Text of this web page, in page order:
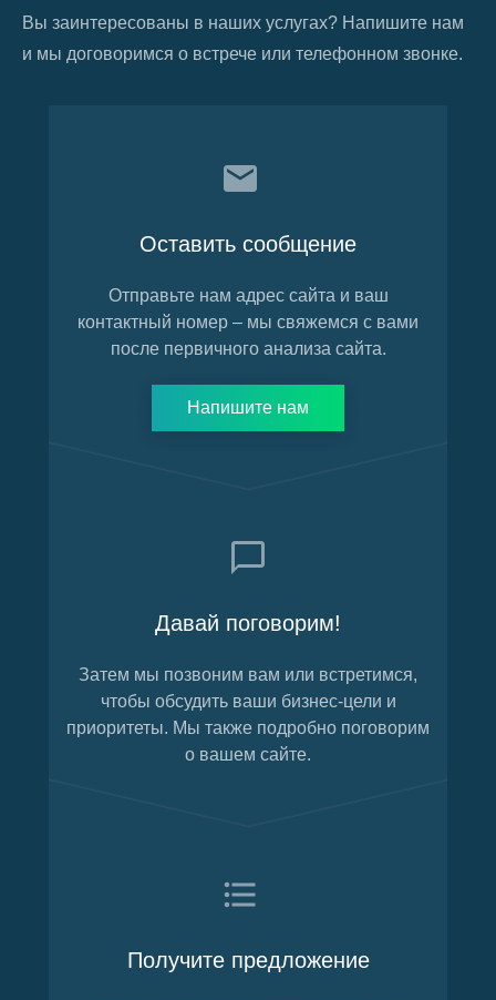
Вы заинтересованы в наших услугах? Напишите нам
и мы договоримся о встрече или телефонном звонке.
Оставить сообщение
Отправьте нам адрес сайта и ваш
контактный номер – мы свяжемся с вами
после первичного анализа сайта.
Напишите нам
Давай поговорим!
Затем мы позвоним вам или встретимся,
чтобы обсудить ваши бизнес-цели и
приоритеты. Мы также подробно поговорим
о вашем сайте.
Получите предложение